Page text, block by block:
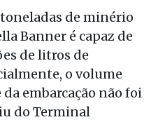
de minério
Banner é capaz de
de litros de
o volume
embarcação não foi
do Terminal